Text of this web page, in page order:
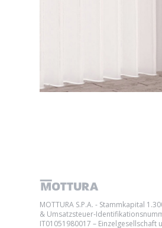
MOTTURA S.P.A. - Stammkapital
& Umsatzsteuer-
IT01051980017 – Einzelgesellschaft